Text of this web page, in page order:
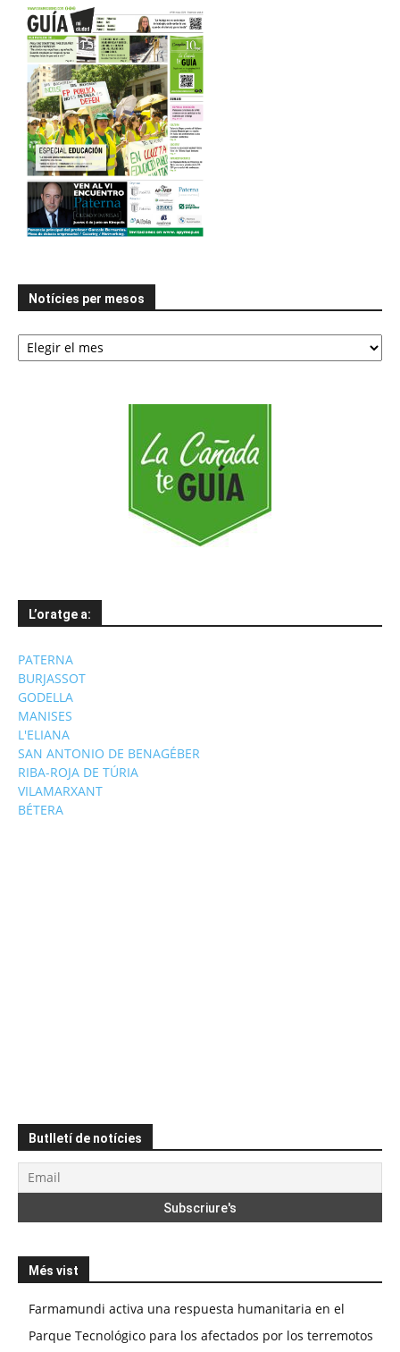
Notícies per mesos
Notícies
per
L’oratge a:
PATERNA
BURJASSOT
GODELLA
MANISES
L'ELIANA
SAN ANTONIO DE BENAGÉBER
RIBA-ROJA DE TÚRIA
VILAMARXANT
BÉTERA
Butlletí de notícies
Més vist
Farmamundi activa una respuesta humanitaria en el
Parque Tecnológico para los afectados por los terremotos